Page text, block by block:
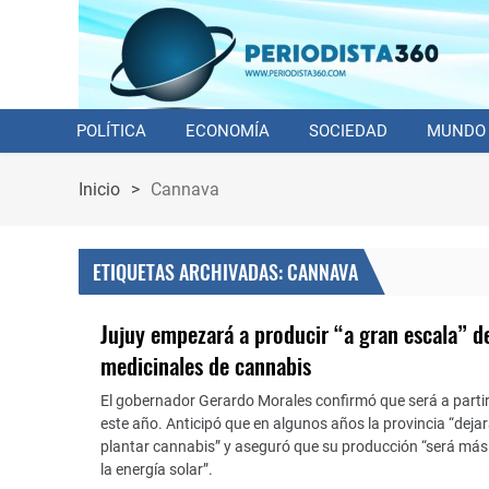
POLÍTICA ECONOMÍA SOCIEDAD MUNDO
Inicio > Cannava
ETIQUETAS ARCHIVADAS: CANNAVA
Jujuy empezará a producir “a gran escala”
medicinales de cannabis
El gobernador Gerardo Morales confirmó que será a
este año. Anticipó que en algunos años la provincia
plantar cannabis” y aseguró que su producción “será
la energía solar”.